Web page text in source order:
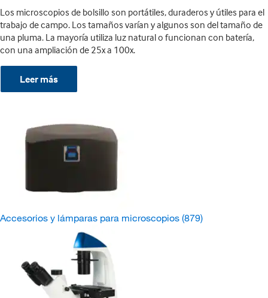
Los microscopios de bolsillo son portátiles, duraderos y útiles para el
trabajo de campo. Los tamaños varían y algunos son del tamaño de
una pluma. La mayoría utiliza luz natural o funcionan con batería,
con una ampliación de 25x a 100x.
Leer más
Accesorios y lámparas para microscopios (879)